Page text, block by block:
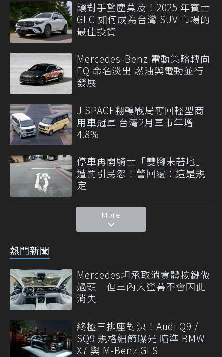
讓對手望塵莫及！2025 年賓士
GLC 如何成為台灣 SUV 市場的
最佳投資
Mercedes-Benz 電動策略轉向
EQ 命名淡出 燃油與電動並行
發展
J SPACE翻轉戰局奪回輕型商
用車冠軍 台灣2月車市年增
4.8%
停車再開騎士「雙腳未著地」
遭罰引民怨！警回覆：這是規
定
More
熱門新聞
Mercedes坦承取消實體按鍵做
過頭 但車內大螢幕不會因此
消失
終極三排座對決！Audi Q9 /
SQ9 規格細節曝光 瞄準 BMW
X7 與 M-Benz GLS